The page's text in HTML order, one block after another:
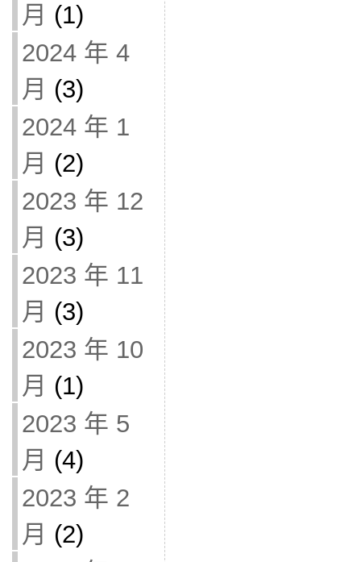
月 (1)
2024 年 4
月 (3)
2024 年 1
月 (2)
2023 年 12
月 (3)
2023 年 11
月 (3)
2023 年 10
月 (1)
2023 年 5
月 (4)
2023 年 2
月 (2)